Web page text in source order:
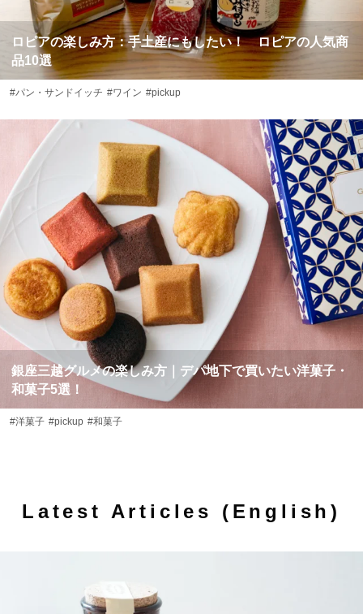
ロピアの楽しみ方：手土産にもしたい！ ロピアの人気商
品10選
#パン・サンドイッチ #ワイン #pickup
銀座三越グルメの楽しみ方｜デパ地下で買いたい洋菓子・
和菓子5選！
#洋菓子 #pickup #和菓子
Latest Articles (English)